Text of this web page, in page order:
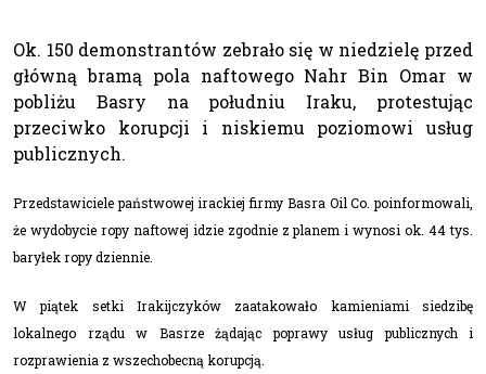
Ok. 150 demonstrantów zebrało się w niedzielę przed
główną bramą pola naftowego Nahr Bin Omar w
pobliżu Basry na południu Iraku, protestując
przeciwko korupcji i niskiemu poziomowi usług
publicznych.
Przedstawiciele państwowej irackiej firmy Basra Oil Co. poinformowali,
że wydobycie ropy naftowej idzie zgodnie z planem i wynosi ok. 44 tys.
baryłek ropy dziennie.
W piątek setki Irakijczyków zaatakowało kamieniami siedzibę
lokalnego rządu w Basrze żądając poprawy usług publicznych i
rozprawienia z wszechobecną korupcją.